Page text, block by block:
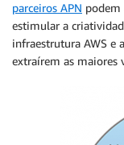
parceiros APN podem
estimular a
infraestrutura AWS e
extraírem as maiores